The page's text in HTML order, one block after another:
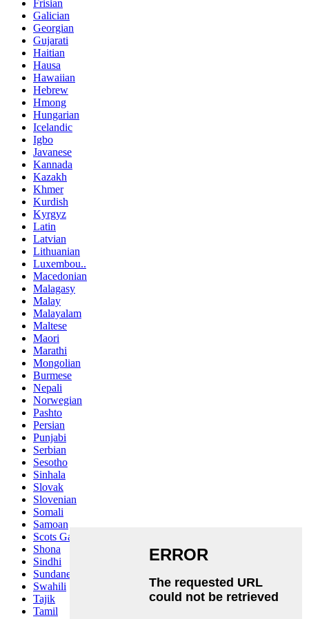
Frisian
Galician
Georgian
Gujarati
Haitian
Hausa
Hawaiian
Hebrew
Hmong
Hungarian
Icelandic
Igbo
Javanese
Kannada
Kazakh
Khmer
Kurdish
Kyrgyz
Latin
Latvian
Lithuanian
Luxembou..
Macedonian
Malagasy
Malay
Malayalam
Maltese
Maori
Marathi
Mongolian
Burmese
Nepali
Norwegian
Pashto
Persian
Punjabi
Serbian
Sesotho
Sinhala
Slovak
Slovenian
Somali
Samoan
Scots Gaelic
Shona
Sindhi
Sundanese
Swahili
Tajik
Tamil